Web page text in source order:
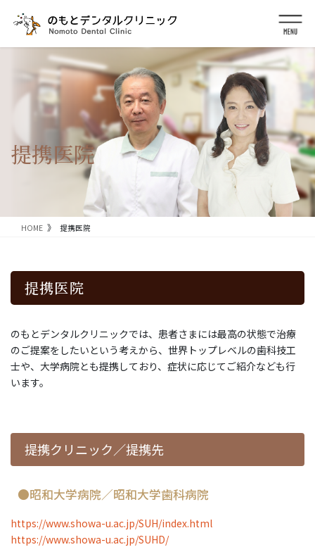
ン
ー
提携医院
HOME 提携医院
提携医院
のもとデンタルクリニックでは、患者さまには最高の状態で治療
のご提案をしたいという考えから、世界トップレベルの歯科技工
士や、大学病院とも提携しており、症状に応じてご紹介なども行
います。
提携クリニック／提携先
●昭和大学病院／昭和大学歯科病院
https://www.showa-u.ac.jp/SUH/index.html
https://www.showa-u.ac.jp/SUHD/